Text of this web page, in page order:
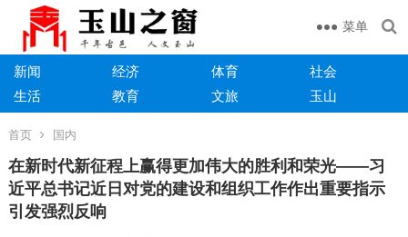
菜单
新闻 经济 体育
社会
生活
教育 文旅 玉山
首页 国内
在新时代新征程上赢得更加伟大的胜利和荣光——习
近平总书记近日对党的建设和组织工作作出重要指示
引发强烈反响